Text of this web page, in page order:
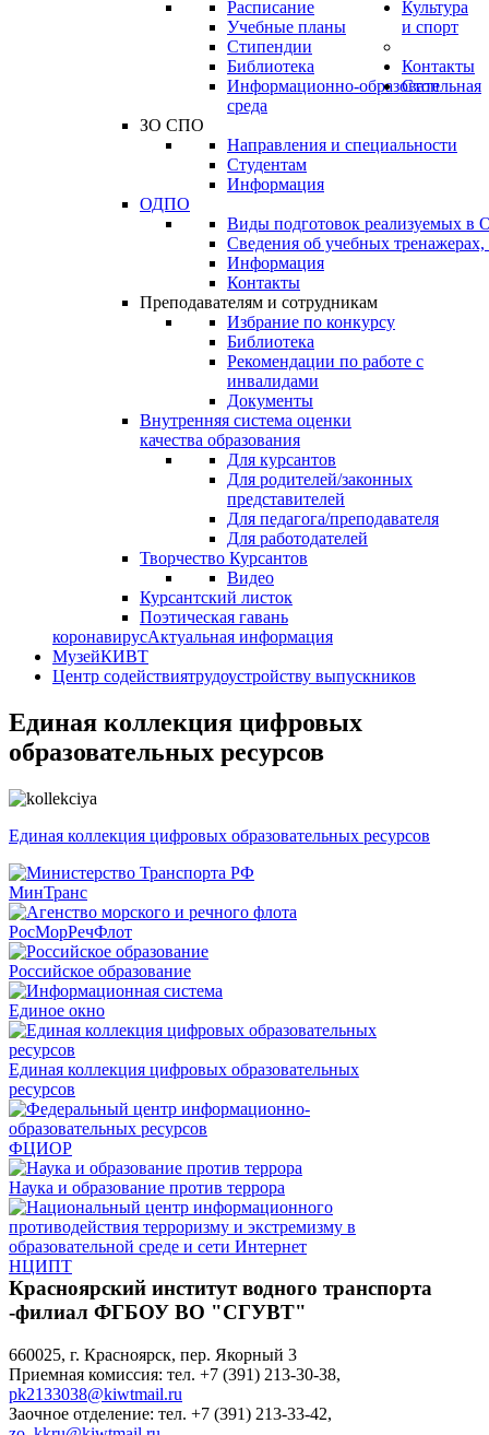
Расписание
Учебные планы
Стипендии
Библиотека
Информационно-образовательная
среда
ЗО СПО
Направления и специальности
Студентам
Информация
ОДПО
Виды подготовок реализуемых
Сведения об учебных тренажерах,
Информация
Контакты
Преподавателям и сотрудникам
Избрание по конкурсу
Библиотека
Рекомендации по работе с
инвалидами
Документы
Внутренняя система оценки
качества образования
Для курсантов
Для родителей/законных
представителей
Для педагога/преподавателя
Для работодателей
Культура
и спорт
Творчество Курсантов
Видео
Курсантский листок
Поэтическая гавань
Контакты
Стоп
коронавирусАктуальная информация
МузейКИВТ
Центр содействиятрудоустройству выпускников
Единая коллекция цифровых
образовательных ресурсов
Единая коллекция цифровых образовательных ресурсов
МинТранс
РосМорРечФлот
Российское образование
Единое окно
Единая коллекция цифровых образовательных
ресурсов
ФЦИОР
Наука и образование против террора
НЦИПТ
Красноярский институт водного транспорта
-филиал ФГБОУ ВО "СГУВТ"
660025, г. Красноярск, пер. Якорный 3
Приемная комиссия: тел. +7 (391) 213-30-38,
pk2133038@kiwtmail.ru
Заочное отделение: тел. +7 (391) 213-33-42,